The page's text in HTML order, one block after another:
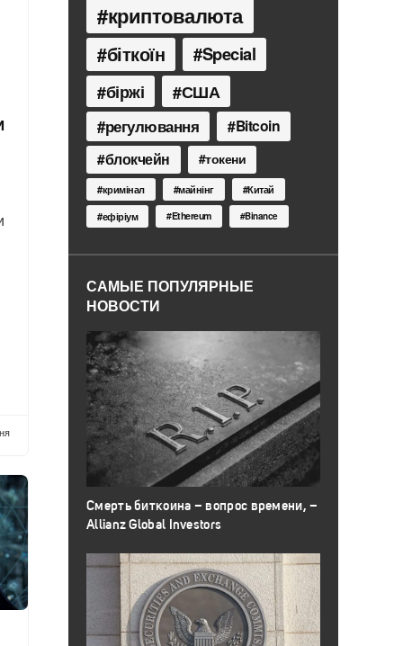
криптовалюта
біткоїн Special
біржі США
регулювання Bitcoin
блокчейн токени
кримінал майнінг
Китай
ефіріум
Ethereum Binance
САМЫЕ ПОПУЛЯРНЫЕ
НОВОСТИ
Смерть биткоина – вопрос времени, –
Allianz Global Investors